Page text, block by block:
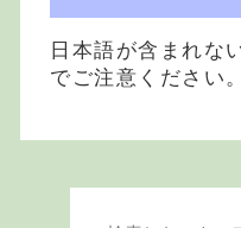
日本語が含まれな
でご注意ください